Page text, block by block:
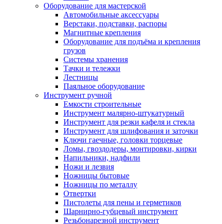
Оборудование для мастерской
Автомобильные аксессуары
Верстаки, подставки, распоры
Магнитные крепления
Оборудование для подъёма и крепления
грузов
Системы хранения
Тачки и тележки
Лестницы
Паяльное оборудование
Инструмент ручной
Емкости строительные
Инструмент малярно-штукатурный
Инструмент для резки кафеля и стекла
Инструмент для шлифования и заточки
Ключи гаечные, головки торцевые
Ломы, гвоздодеры, монтировки, кирки
Напильники, надфили
Ножи и лезвия
Ножницы бытовые
Ножницы по металлу
Отвертки
Пистолеты для пены и герметиков
Шарнирно-губцевый инструмент
Резьбонарезной инструмент